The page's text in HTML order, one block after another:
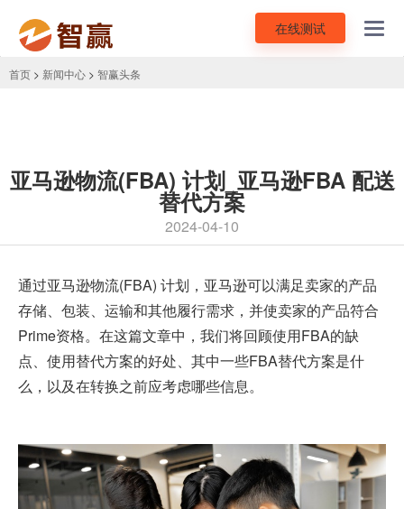
在线测试
首页 > 新闻中心 > 智赢头条
亚马逊物流(FBA) 计划_亚马逊FBA 配送
替代方案
2024-04-10
通过亚马逊物流(FBA) 计划 ，亚马逊可以满足卖家的产品
存储、包装、运输和其他履行需求，并使卖家的产品符合
Prime资格。在这篇文章中，我们将回顾使用FBA的缺
点、使用替代方案的好处、其中一些FBA替代方案是什
么，以及在转换之前应考虑哪些信息。